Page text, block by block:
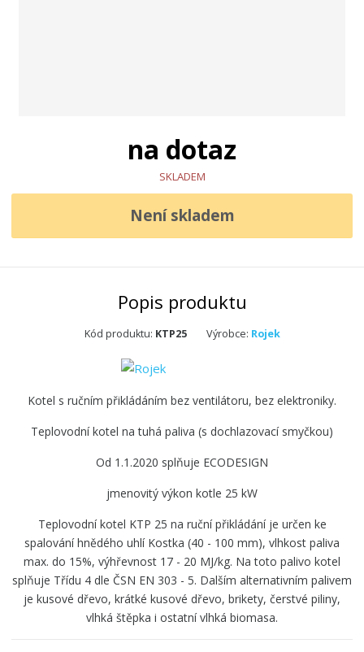
na dotaz
SKLADEM
Není skladem
Popis produktu
Kód produktu: KTP25 Výrobce: Rojek
Kotel s ručním přikládáním bez ventilátoru, bez elektroniky.
Teplovodní kotel na tuhá paliva (s dochlazovací smyčkou)
Od 1.1.2020 splňuje ECODESIGN
jmenovitý výkon kotle 25 kW
Teplovodní kotel KTP 25 na ruční přikládání je určen ke
spalování hnědého uhlí Kostka (40 - 100 mm), vlhkost paliva
max. do 15%, výhřevnost 17 - 20 MJ/kg. Na toto palivo kotel
splňuje Třídu 4 dle ČSN EN 303 - 5. Dalším alternativním palivem
je kusové dřevo, krátké kusové dřevo, brikety, čerstvé piliny,
vlhká štěpka i ostatní vlhká biomasa.